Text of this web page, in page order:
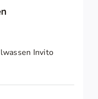
Invito